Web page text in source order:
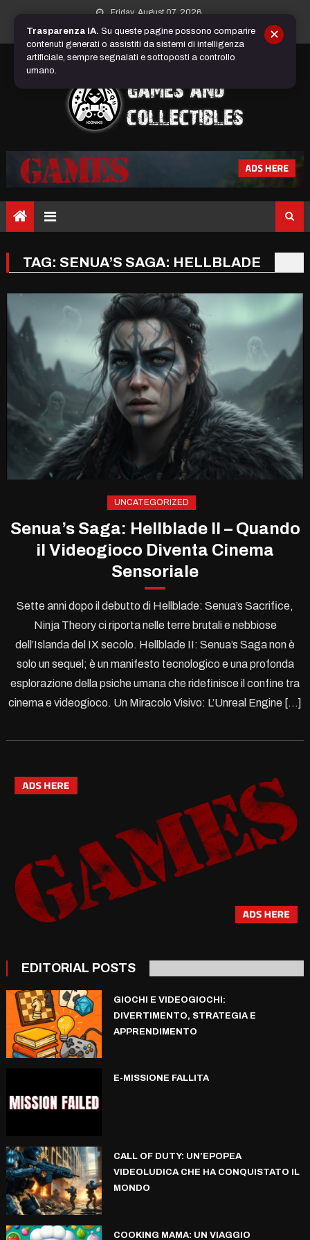
content
Friday, August 07, 2026
TAG: SENUA’S SAGA: HELLBLADE
UNCATEGORIZED
Senua’s Saga: Hellblade II – Quando
il Videogioco Diventa Cinema
Sensoriale
Sette anni dopo il debutto di Hellblade: Senua’s Sacrifice,
Ninja Theory ci riporta nelle terre brutali e nebbiose
dell’Islanda del IX secolo. Hellblade II: Senua’s Saga non è
solo un sequel; è un manifesto tecnologico e una profonda
esplorazione della psiche umana che ridefinisce il confine tra
cinema e videogioco. Un Miracolo Visivo: L’Unreal Engine […]
EDITORIAL POSTS
GIOCHI E VIDEOGIOCHI:
DIVERTIMENTO, STRATEGIA E
APPRENDIMENTO
E-MISSIONE FALLITA
CALL OF DUTY: UN’EPOPEA
VIDEOLUDICA CHE HA CONQUISTATO IL
MONDO
COOKING MAMA: UN VIAGGIO
Trasparenza IA. Su queste pagine possono comparire
contenuti generati o assistiti da sistemi di intelligenza
artificiale, sempre segnalati e sottoposti a controllo
umano.
✕